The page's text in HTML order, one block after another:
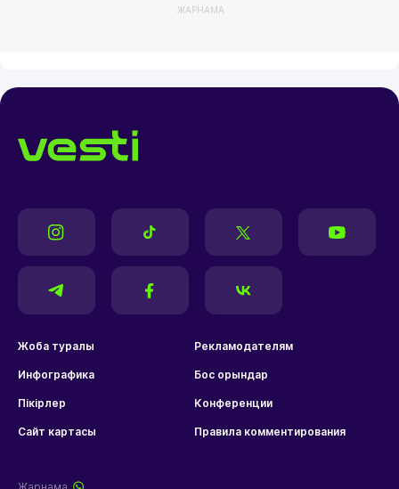
ЖАРНАМА
Жоба туралы Рекламодателям
Инфографика Бос орындар
Пікірлер Конференции
Сайт картасы Правила комментирования